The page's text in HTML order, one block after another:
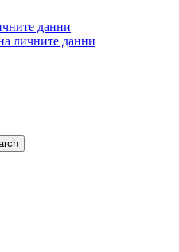
данни
личните данни